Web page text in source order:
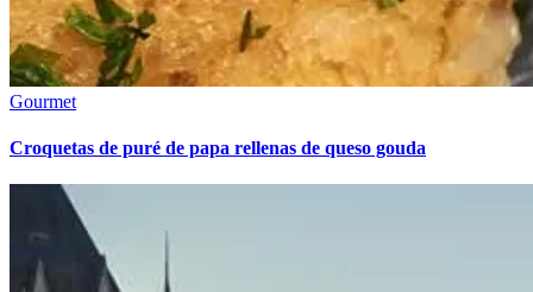
Gourmet
Croquetas de puré de papa rellenas de queso gouda